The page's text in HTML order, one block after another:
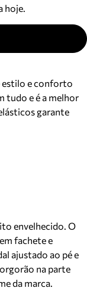
hoje.
estilo e conforto
tudo e é a melhor
garante
envelhecido. O
fachete e
ajustado ao pé e
na parte
da marca.